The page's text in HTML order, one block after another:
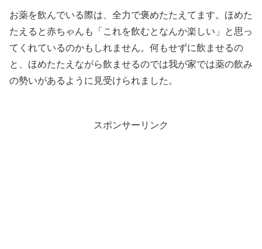
お薬を飲んでいる際は、全力で褒めたたえてます。ほめた
たえると赤ちゃんも「これを飲むとなんか楽しい」と思っ
てくれているのかもしれません。何もせずに飲ませるの
と、ほめたたえながら飲ませるのでは我が家では薬の飲み
の勢いがあるように見受けられました。
スポンサーリンク